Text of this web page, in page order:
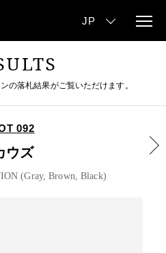
の落札結果がご覧いただけます。
092
ウズ
(Gray, Brown, Black)